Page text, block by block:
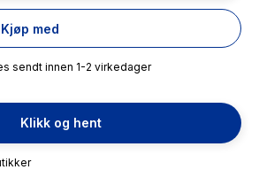
Kjøp med
sendt innen 1-2 virkedager
Klikk og hent